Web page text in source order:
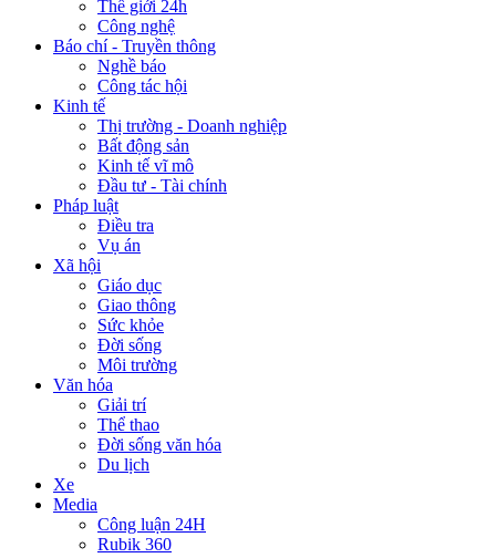
Thế giới 24h
Công nghệ
Báo chí - Truyền thông
Nghề báo
Công tác hội
Kinh tế
Thị trường - Doanh nghiệp
Bất động sản
Kinh tế vĩ mô
Đầu tư - Tài chính
Pháp luật
Điều tra
Vụ án
Xã hội
Giáo dục
Giao thông
Sức khỏe
Đời sống
Môi trường
Văn hóa
Giải trí
Thể thao
Đời sống văn hóa
Du lịch
Xe
Media
Công luận 24H
Rubik 360